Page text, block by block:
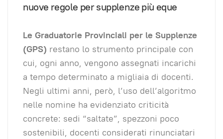
nuove regole per supplenze più eque
Le Graduatorie Provinciali per le Supplenze
(GPS) restano lo strumento principale con
cui, ogni anno, vengono assegnati incarichi
a tempo determinato a migliaia di docenti.
Negli ultimi anni, però, l’uso dell’algoritmo
nelle nomine ha evidenziato criticità
concrete: sedi “saltate”, spezzoni poco
sostenibili, docenti considerati rinunciatari